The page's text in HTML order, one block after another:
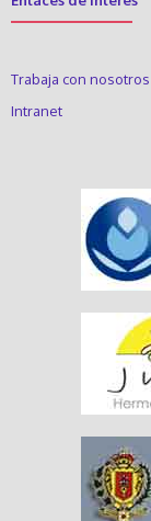
Trabaja con nosotros
Intranet